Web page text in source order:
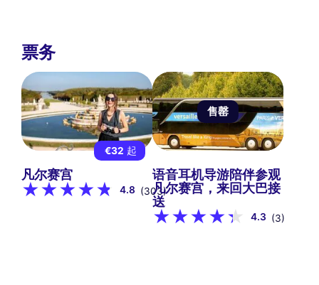
票务
€32 起
凡尔赛宫
4.8 (303)
售罄
语音耳机导游陪伴参观
凡尔赛宫，来回大巴接
送
4.3 (3)